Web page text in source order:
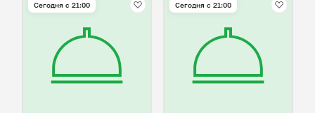
Сегодня с 21:00 Сегодня с 21:00